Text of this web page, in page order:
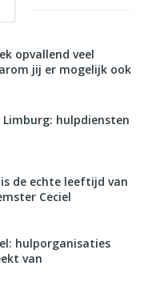
opvallend veel
jij er mogelijk ook
hulpdiensten
de echte leeftijd van
Ceciel
hulporganisaties
van